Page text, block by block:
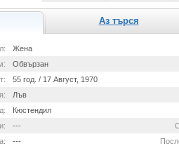
Аз търся
Жена
Обвързан
55 год. / 17 Август, 1970
Лъв
Кюстендил
---
---